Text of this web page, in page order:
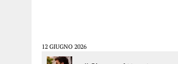
12 GIUGNO 2026